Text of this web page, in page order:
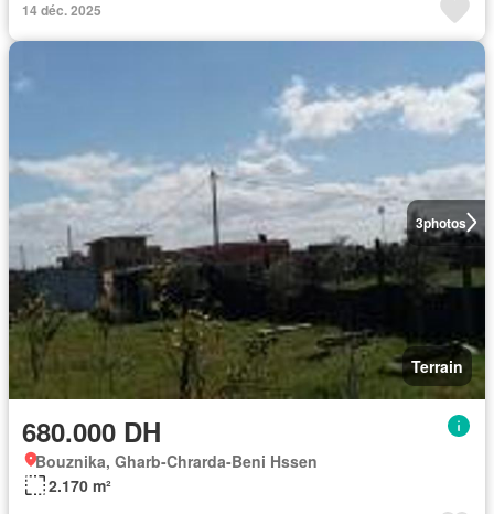
14 déc. 2025
3photos
Terrain
680.000 DH
Bouznika, Gharb-Chrarda-Beni Hssen
2.170 m²